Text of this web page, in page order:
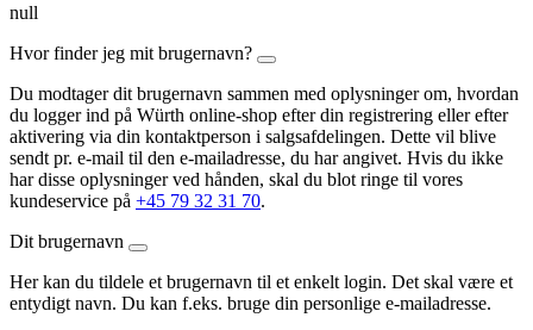
null
Hvor finder jeg mit brugernavn?
Du modtager dit brugernavn sammen med oplysninger om, hvordan
du logger ind på Würth online-shop efter din registrering eller efter
aktivering via din kontaktperson i salgsafdelingen. Dette vil blive
sendt pr. e-mail til den e-mailadresse, du har angivet. Hvis du ikke
har disse oplysninger ved hånden, skal du blot ringe til vores
kundeservice på +45 79 32 31 70.
Dit brugernavn
Her kan du tildele et brugernavn til et enkelt login. Det skal være et
entydigt navn. Du kan f.eks. bruge din personlige e-mailadresse.